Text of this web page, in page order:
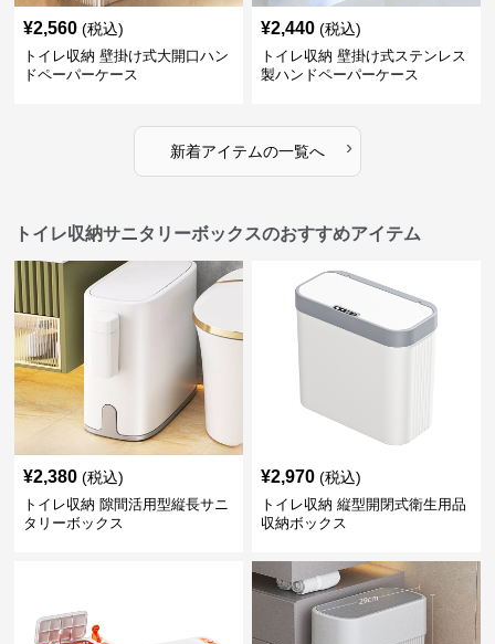
¥2,560 (税込)
トイレ収納 壁掛け式大開口ハン
ドペーパーケース
¥2,440 (税込)
トイレ収納 壁掛け式ステンレス
製ハンドペーパーケース
新着アイテムの一覧へ ›
トイレ収納サニタリーボックスのおすすめアイテム
¥2,380 (税込)
トイレ収納 隙間活用型縦長サニ
タリーボックス
¥2,970 (税込)
トイレ収納 縦型開閉式衛生用品
収納ボックス